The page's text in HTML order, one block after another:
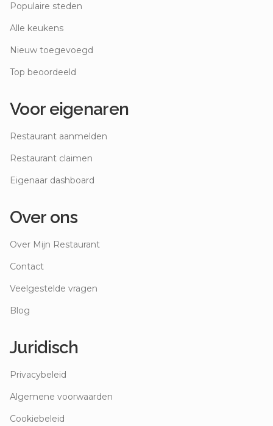
Populaire steden
Alle keukens
Nieuw toegevoegd
Top beoordeeld
Voor eigenaren
Restaurant aanmelden
Restaurant claimen
Eigenaar dashboard
Over ons
Over Mijn Restaurant
Contact
Veelgestelde vragen
Blog
Juridisch
Privacybeleid
Algemene voorwaarden
Cookiebeleid